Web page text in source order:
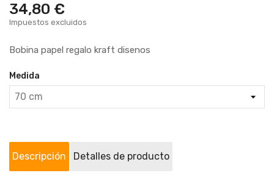
34,80 €
Impuestos excluidos
Bobina papel regalo kraft disenos
Medida
Descripción Detalles de producto